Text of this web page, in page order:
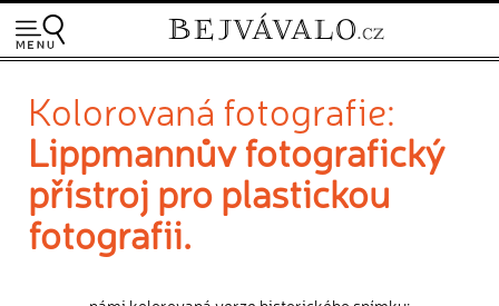
Kolorovaná fotografie:
Lippmannův fotografický
přístroj pro plastickou
fotografii.